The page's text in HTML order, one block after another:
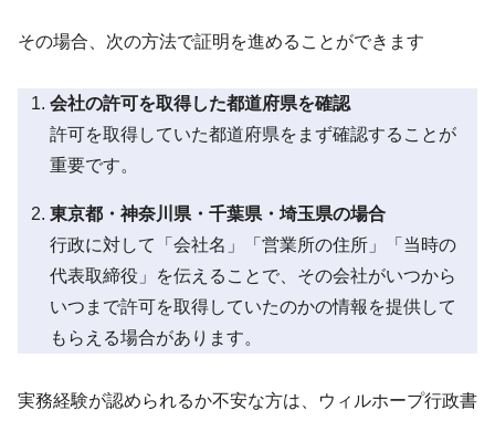
その場合、次の方法で証明を進めることができます
会社の許可を取得した都道府県を確認
許可を取得していた都道府県をまず確認することが
重要です。
東京都・神奈川県・千葉県・埼玉県の場合
行政に対して「会社名」「営業所の住所」「当時の
代表取締役」を伝えることで、その会社がいつから
いつまで許可を取得していたのかの情報を提供して
もらえる場合があります。
実務経験が認められるか不安な方は、ウィルホープ行政書